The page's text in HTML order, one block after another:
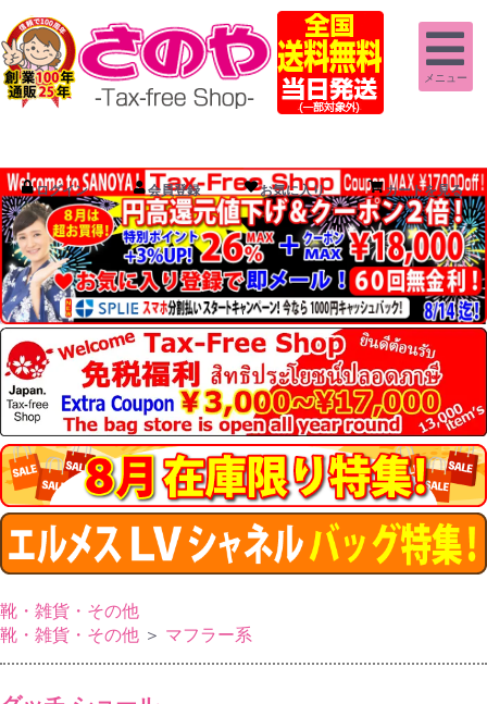
メニュー
ログイン 会員登録 お気に入り カートを見る
靴・雑貨・その他
靴・雑貨・その他 ＞ マフラー系